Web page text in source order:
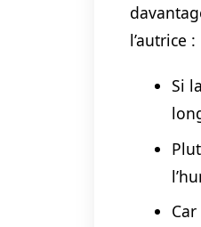
l’autrice :
Si